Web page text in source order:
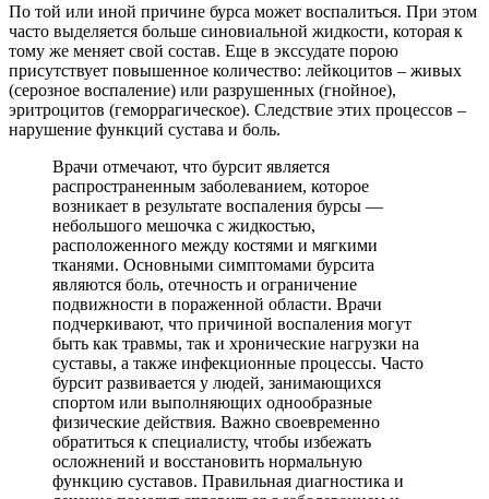
По той или иной причине бурса может воспалиться. При этом
часто выделяется больше синовиальной жидкости, которая к
тому же меняет свой состав. Еще в экссудате порою
присутствует повышенное количество: лейкоцитов – живых
(серозное воспаление) или разрушенных (гнойное),
эритроцитов (геморрагическое). Следствие этих процессов –
нарушение функций сустава и боль.
Врачи отмечают, что бурсит является
распространенным заболеванием, которое
возникает в результате воспаления бурсы —
небольшого мешочка с жидкостью,
расположенного между костями и мягкими
тканями. Основными симптомами бурсита
являются боль, отечность и ограничение
подвижности в пораженной области. Врачи
подчеркивают, что причиной воспаления могут
быть как травмы, так и хронические нагрузки на
суставы, а также инфекционные процессы. Часто
бурсит развивается у людей, занимающихся
спортом или выполняющих однообразные
физические действия. Важно своевременно
обратиться к специалисту, чтобы избежать
осложнений и восстановить нормальную
функцию суставов. Правильная диагностика и